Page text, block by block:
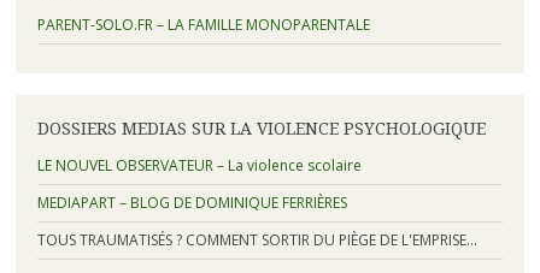
PARENT-SOLO.FR – LA FAMILLE MONOPARENTALE
DOSSIERS MEDIAS SUR LA VIOLENCE PSYCHOLOGIQUE
LE NOUVEL OBSERVATEUR – La violence scolaire
MEDIAPART – BLOG DE DOMINIQUE FERRIÈRES
TOUS TRAUMATISÉS ? COMMENT SORTIR DU PIÈGE DE L'EMPRISE…